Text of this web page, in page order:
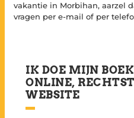
vakantie in Morbihan, aarzel
vragen per e-mail of per
IK DOE MIJN
ONLINE,
WEBSITE